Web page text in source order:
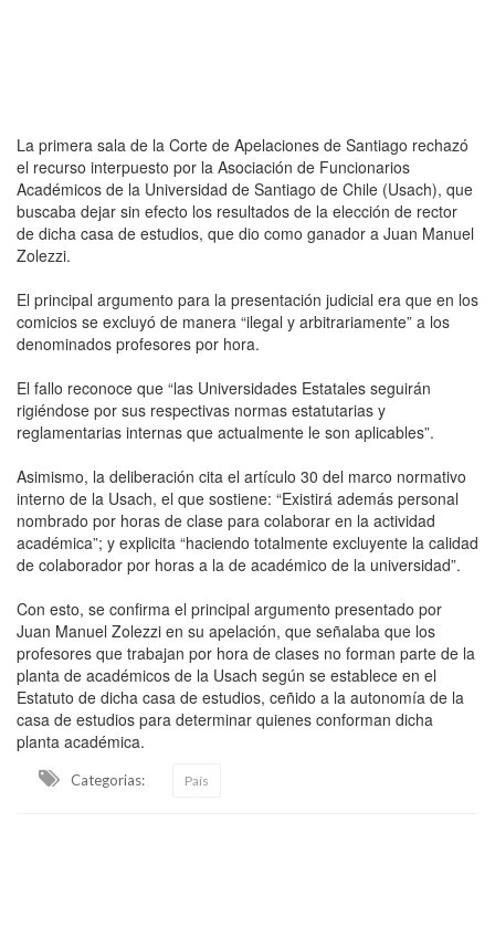
La primera sala de la Corte de Apelaciones de Santiago rechazó
el recurso interpuesto por la Asociación de Funcionarios
Académicos de la Universidad de Santiago de Chile (Usach), que
buscaba dejar sin efecto los resultados de la elección de rector
de dicha casa de estudios, que dio como ganador a Juan Manuel
Zolezzi.
El principal argumento para la presentación judicial era que en los
comicios se excluyó de manera “ilegal y arbitrariamente” a los
denominados profesores por hora.
El fallo reconoce que “las Universidades Estatales seguirán
rigiéndose por sus respectivas normas estatutarias y
reglamentarias internas que actualmente le son aplicables”.
Asimismo, la deliberación cita el artículo 30 del marco normativo
interno de la Usach, el que sostiene: “Existirá además personal
nombrado por horas de clase para colaborar en la actividad
académica”; y explicita “haciendo totalmente excluyente la calidad
de colaborador por horas a la de académico de la universidad”.
Con esto, se confirma el principal argumento presentado por
Juan Manuel Zolezzi en su apelación, que señalaba que los
profesores que trabajan por hora de clases no forman parte de la
planta de académicos de la Usach según se establece en el
Estatuto de dicha casa de estudios, ceñido a la autonomía de la
casa de estudios para determinar quienes conforman dicha
planta académica.
Categorias: País